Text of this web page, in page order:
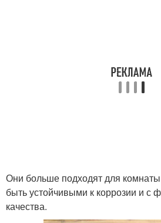
Они больше подходят для
быть устойчивыми к коррозии и с
качества.